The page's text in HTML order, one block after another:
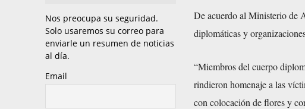
Nos preocupa su seguridad.
Solo usaremos su correo para
enviarle un resumen de noticias
al día.
Email
De acuerdo al Ministerio de
diplomáticas y
“Miembros del cuerpo
rindieron homenaje a las
con colocación de flores y